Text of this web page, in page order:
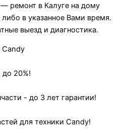
ремонт в Калуге на дому
в указанное Вами время.
выезд и диагностика.
20%!
- до 3 лет гарантии!
для техники Candy!